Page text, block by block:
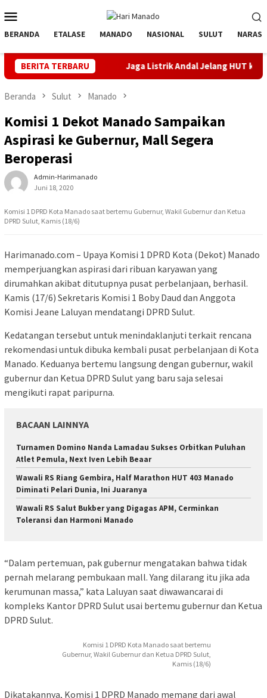
ke
kontenMobile
BERANDA ETALASE MANADO NASIONAL SULUT NARASI
BERITA TERBARU
Jaga Listrik Andal Jelang HUT ke-81 RI, PLN UP3
Beranda Sulut Manado
Komisi 1 Dekot Manado Sampaikan
Aspirasi ke Gubernur, Mall Segera
Beroperasi
Admin-Harimanado
Juni 18, 2020
Komisi 1 DPRD Kota Manado saat bertemu Gubernur, Wakil Gubernur dan Ketua
DPRD Sulut, Kamis (18/6)
Harimanado.com – Upaya Komisi 1 DPRD Kota (Dekot) Manado
memperjuangkan aspirasi dari ribuan karyawan yang
dirumahkan akibat ditutupnya pusat perbelanjaan, berhasil.
Kamis (17/6) Sekretaris Komisi 1 Boby Daud dan Anggota
Komisi Jeane Laluyan mendatangi DPRD Sulut.
Kedatangan tersebut untuk menindaklanjuti terkait rencana
rekomendasi untuk dibuka kembali pusat perbelanjaan di Kota
Manado. Keduanya bertemu langsung dengan gubernur, wakil
gubernur dan Ketua DPRD Sulut yang baru saja selesai
mengikuti rapat paripurna.
BACAAN LAINNYA
Turnamen Domino Nanda Lamadau Sukses Orbitkan Puluhan
Atlet Pemula, Next Iven Lebih Beaar
Wawali RS Riang Gembira, Half Marathon HUT 403 Manado
Diminati Pelari Dunia, Ini Juaranya
Wawali RS Salut Bukber yang Digagas APM, Cerminkan
Toleransi dan Harmoni Manado
“Dalam pertemuan, pak gubernur mengatakan bahwa tidak
pernah melarang pembukaan mall. Yang dilarang itu jika ada
kerumunan massa,” kata Laluyan saat diwawancarai di
kompleks Kantor DPRD Sulut usai bertemu gubernur dan Ketua
DPRD Sulut.
Komisi 1 DPRD Kota Manado saat bertemu
Gubernur, Wakil Gubernur dan Ketua DPRD Sulut,
Kamis (18/6)
Dikatakannya, Komisi 1 DPRD Manado memang dari awal